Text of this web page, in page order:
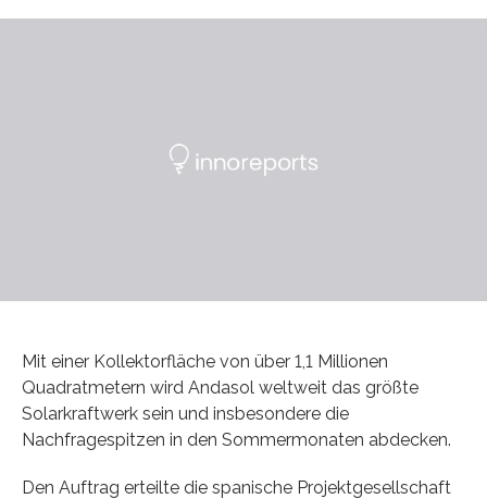
Mit einer Kollektorfläche von über 1,1 Millionen
Quadratmetern wird Andasol weltweit das größte
Solarkraftwerk sein und insbesondere die
Nachfragespitzen in den Sommermonaten abdecken.
Den Auftrag erteilte die spanische Projektgesellschaft